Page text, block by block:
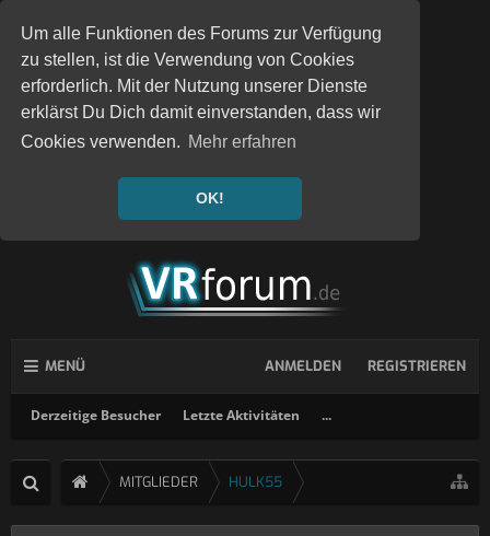
Um alle Funktionen des Forums zur Verfügung
zu stellen, ist die Verwendung von Cookies
erforderlich. Mit der Nutzung unserer Dienste
erklärst Du Dich damit einverstanden, dass wir
Cookies verwenden. Mehr erfahren
OK!
MENÜ
Derzeitige Besucher Letzte Aktivitäten ...
ANMELDEN REGISTRIEREN
MITGLIEDER HULK55